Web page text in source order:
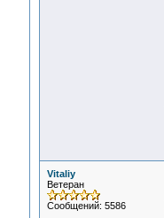
Vitaliy
Ветеран
Сообщений: 5586